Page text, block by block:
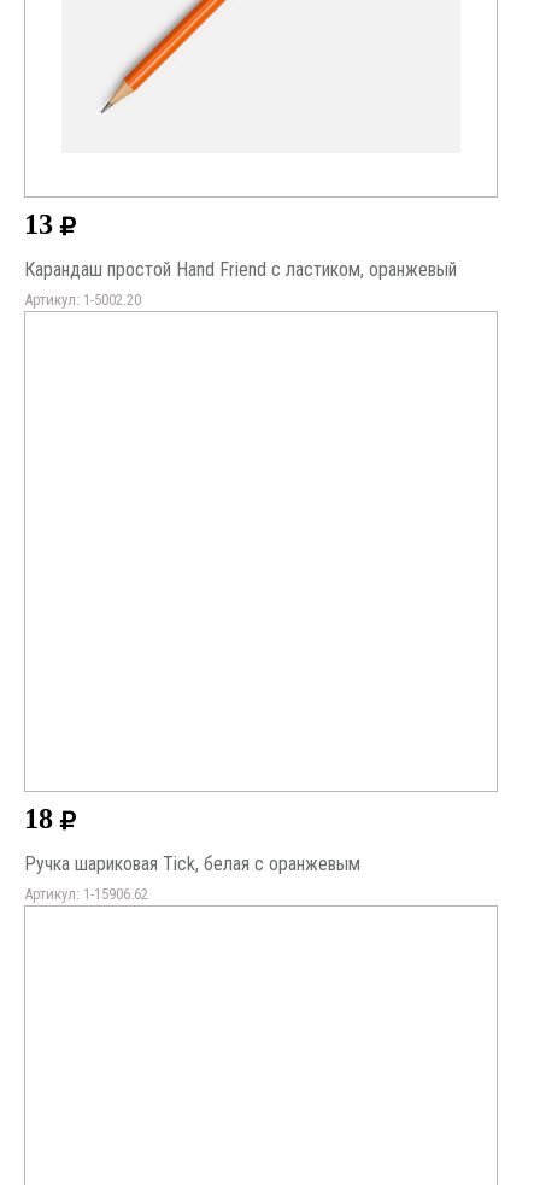
13
Карандаш простой Hand Friend с ластиком, оранжевый
Артикул: 1-5002.20
18
Ручка шариковая Tick, белая с оранжевым
Артикул: 1-15906.62